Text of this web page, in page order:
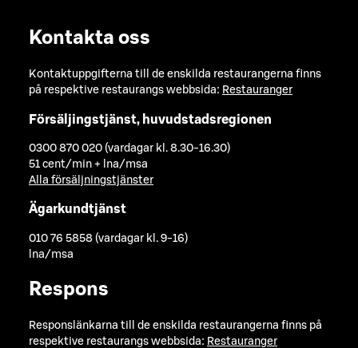
Kontakta oss
Kontaktuppgifterna till de enskilda restaurangerna finns
på respektive restaurangs webbsida: Restauranger
Försäljingstjänst, huvudstadsregionen
0300 870 020 (vardagar kl. 8.30-16.30)
51 cent/min + lna/msa
Alla försäljningstjänster
Ägarkundtjänst
010 76 5858 (vardagar kl. 9-16)
lna/msa
Respons
Responslänkarna till de enskilda restaurangerna finns på
respektive restaurangs webbsida: Restauranger